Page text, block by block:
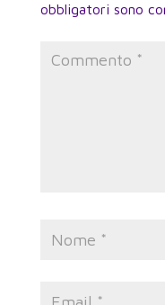
obbligatori sono